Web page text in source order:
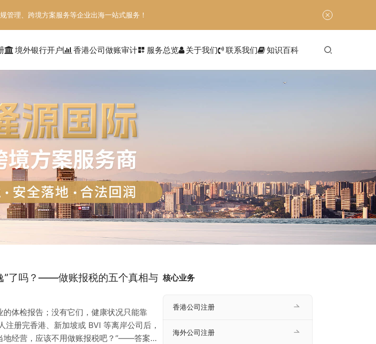
管理、跨境方案服务等企业出海一站式服务！
境外银行开户 香港公司做账审计dashboard_customize 服务总览 关于我们 联系我们 知识百科
”了吗？——做账报税的五个真相与
体检报告；没有它们，健康状况只能靠
册完香港、新加坡或 BVI 等离岸公司后，
地经营，应该不用做账报税吧？”——答案大
核心业务
香港公司注册
海外公司注册